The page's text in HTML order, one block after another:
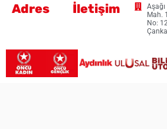
Adres
Mah.
No: 12
İletişim